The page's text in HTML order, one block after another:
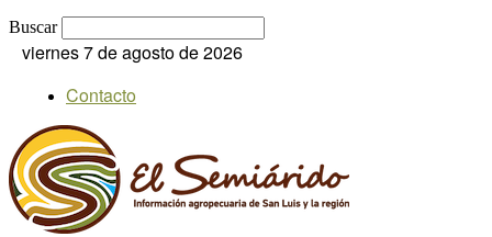
Buscar
viernes 7 de agosto de 2026
Contacto